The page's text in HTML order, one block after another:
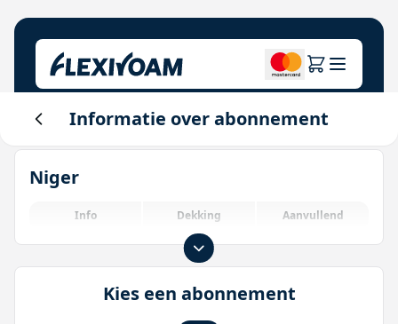
Plannen verkennen
Investeerderscentrum
IoT-oplossingen
Voor merken
Login
Informatie over abonnement
Niger
Info Dekking Aanvullend
Kies een abonnement